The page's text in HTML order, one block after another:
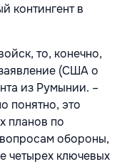
контингент в
то, конечно,
(США о
из Румынии. –
понятно, это
планов по
обороны,
четырех ключевых